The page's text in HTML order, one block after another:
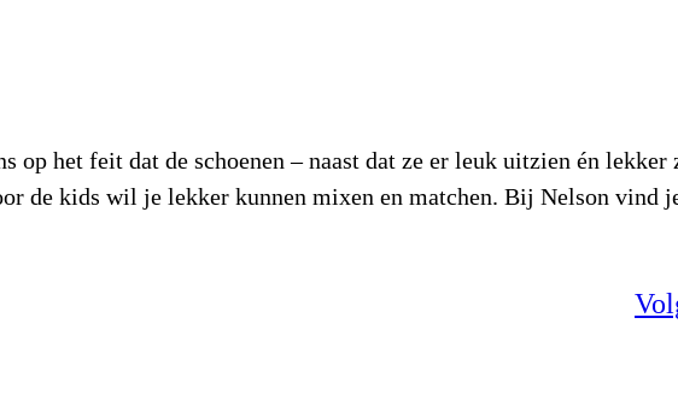
op het feit dat de schoenen – naast dat ze er leuk uitzien én lekker
de kids wil je lekker kunnen mixen en matchen. Bij Nelson vind